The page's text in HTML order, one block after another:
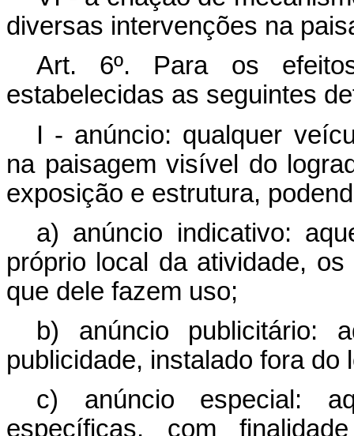
diversas intervenções na
Art. 6º. Para os
estabelecidas as seguintes
I - anúncio: qualquer
na paisagem visível do
exposição e estrutura,
a) anúncio indicativo:
próprio local da atividade,
que dele fazem uso;
b) anúncio publicitário:
publicidade, instalado fora
c) anúncio especial:
específicas, com